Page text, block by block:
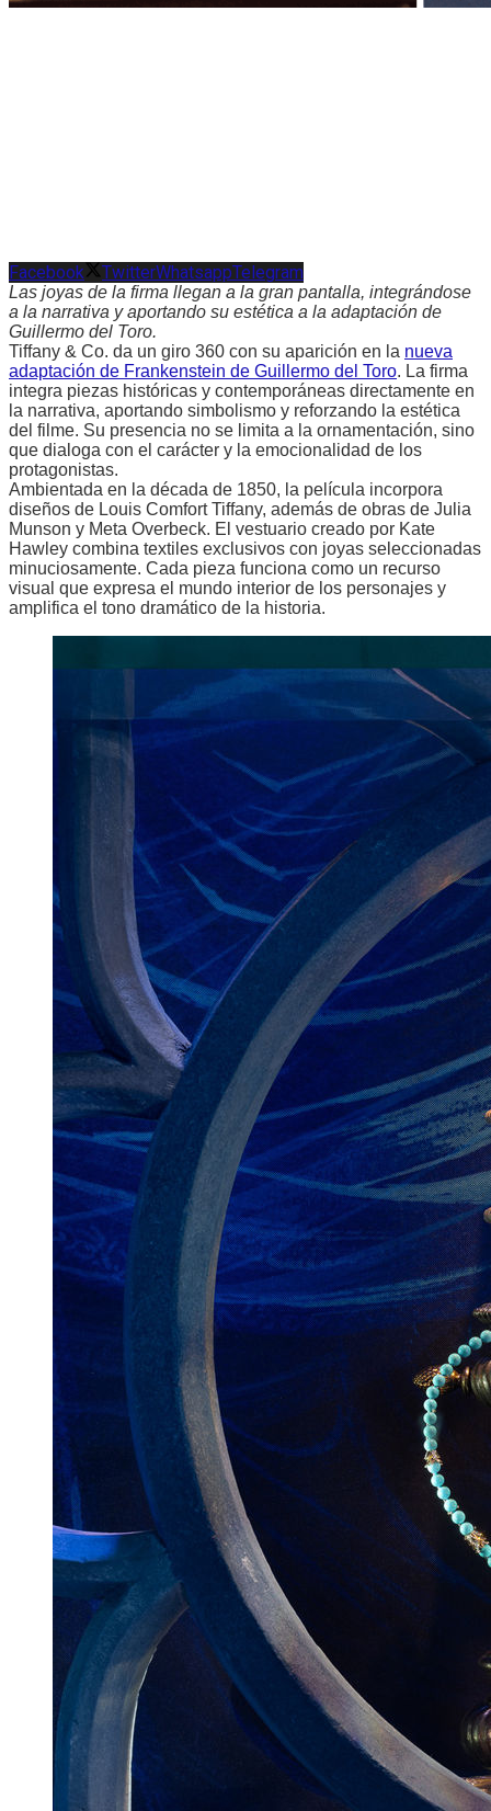
Facebook TwitterWhatsappTelegram
Las joyas de la firma llegan a la gran pantalla, integrándose
a la narrativa y aportando su estética a la adaptación de
Guillermo del Toro.
Tiffany & Co. da un giro 360 con su aparición en la nueva
adaptación de Frankenstein de Guillermo del Toro. La firma
integra piezas históricas y contemporáneas directamente en
la narrativa, aportando simbolismo y reforzando la estética
del filme. Su presencia no se limita a la ornamentación, sino
que dialoga con el carácter y la emocionalidad de los
protagonistas.
Ambientada en la década de 1850, la película incorpora
diseños de Louis Comfort Tiffany, además de obras de Julia
Munson y Meta Overbeck. El vestuario creado por Kate
Hawley combina textiles exclusivos con joyas seleccionadas
minuciosamente. Cada pieza funciona como un recurso
visual que expresa el mundo interior de los personajes y
amplifica el tono dramático de la historia.